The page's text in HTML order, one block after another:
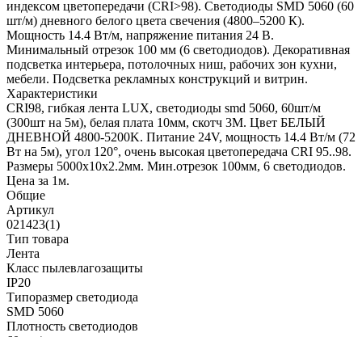
индексом цветопередачи (CRI>98). Светодиоды SMD 5060 (60
шт/м) дневного белого цвета свечения (4800–5200 К).
Мощность 14.4 Вт/м, напряжение питания 24 В.
Минимальный отрезок 100 мм (6 светодиодов). Декоративная
подсветка интерьера, потолочных ниш, рабочих зон кухни,
мебели. Подсветка рекламных конструкций и витрин.
Характеристики
CRI98, гибкая лента LUX, светодиоды smd 5060, 60шт/м
(300шт на 5м), белая плата 10мм, скотч 3М. Цвет БЕЛЫЙ
ДНЕВНОЙ 4800-5200K. Питание 24V, мощность 14.4 Вт/м (72
Вт на 5м), угол 120°, очень высокая цветопередача CRI 95..98.
Размеры 5000х10x2.2мм. Мин.отрезок 100мм, 6 светодиодов.
Цена за 1м.
Общие
Артикул
021423(1)
Тип товара
Лента
Класс пылевлагозащиты
IP20
Типоразмер светодиода
SMD 5060
Плотность светодиодов